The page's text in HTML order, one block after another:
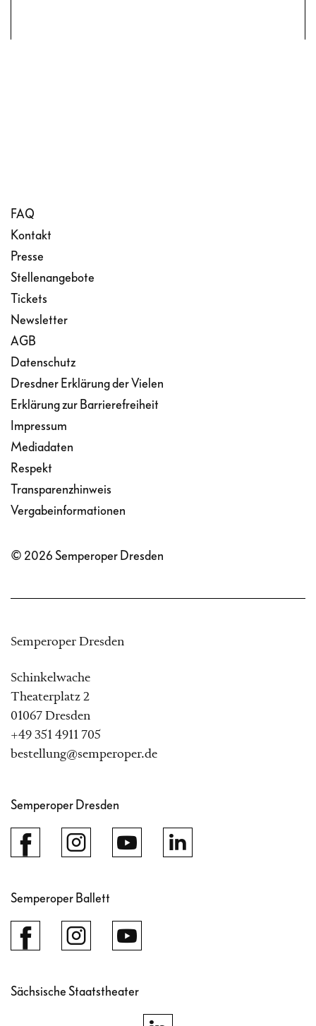
FAQ
Kontakt
Presse
Stellenangebote
Tickets
Newsletter
AGB
Datenschutz
Dresdner Erklärung der Vielen
Erklärung zur Barrierefreiheit
Impressum
Mediadaten
Respekt
Transparenzhinweis
Vergabeinformationen
© 2026 Semperoper Dresden
Semperoper Dresden
Schinkelwache
Theaterplatz 2
01067 Dresden
+49 351 4911 705
bestellung@semperoper.de
Semperoper Dresden
Semperoper Ballett
Sächsische Staatstheater